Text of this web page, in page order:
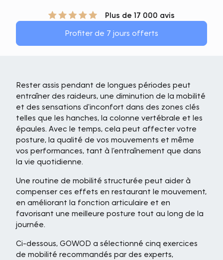
Plus de 17 000 avis
Profiter de 7 jours offerts
Rester assis pendant de longues périodes peut
entraîner des raideurs, une diminution de la mobilité
et des sensations d'inconfort dans des zones clés
telles que les hanches, la colonne vertébrale et les
épaules. Avec le temps, cela peut affecter votre
posture, la qualité de vos mouvements et même
vos performances, tant à l’entraînement que dans
la vie quotidienne.
Une routine de mobilité structurée peut aider à
compenser ces effets en restaurant le mouvement,
en améliorant la fonction articulaire et en
favorisant une meilleure posture tout au long de la
journée.
Ci-dessous, GOWOD a sélectionné cinq exercices
de mobilité recommandés par des experts,